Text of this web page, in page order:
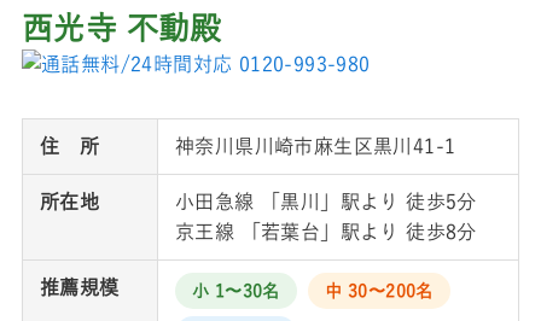
西光寺 不動殿
住 所 神奈川県川崎市麻生区黒川41-1
所在地
小田急線 「黒川」駅より 徒歩5分
京王線 「若葉台」駅より 徒歩8分
推薦規模 小 1〜30名 中 30〜200名